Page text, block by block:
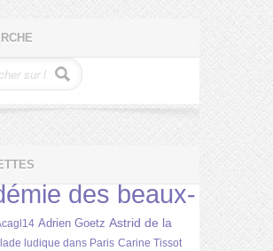
des beaux-
Adrien Goetz Astrid de la
ludique dans Paris Carine Tissot